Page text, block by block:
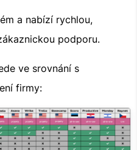
a nabízí rychlou,
podporu.
ve srovnání s
firmy: